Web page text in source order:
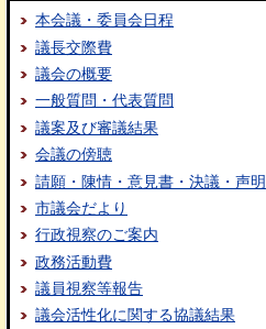
本会議・委員会日程
議長交際費
議会の概要
一般質問・代表質問
議案及び審議結果
会議の傍聴
請願・陳情・意見書・決議・声明
市議会だより
行政視察のご案内
政務活動費
議員視察等報告
議会活性化に関する協議結果